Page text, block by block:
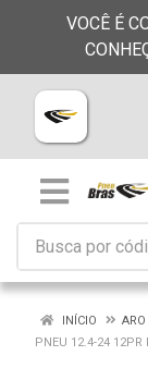
VOCÊ É
INÍCIO
PNEU 12.4-24 12PR